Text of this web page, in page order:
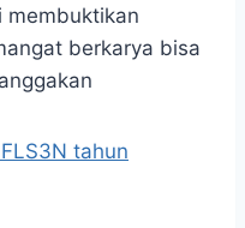
membuktikan
berkarya bisa
tahun